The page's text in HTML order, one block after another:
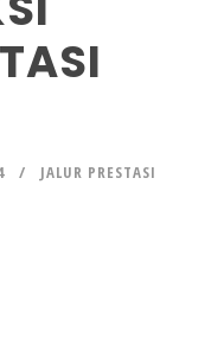
JALUR PRESTASI